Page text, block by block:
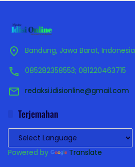
Bandung, Jawa Barat, Indonesia
085282358553; 081220463715
redaksi.idisionline@gmail.com
Terjemahan
Powered by Translate